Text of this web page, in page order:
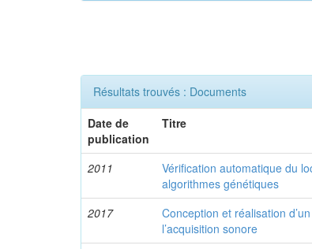
Résultats trouvés : Documents
Date de
publication
Titre
2011
Vérification automatique du
algorithmes génétiques
2017
Conception et réalisation
l’acquisition sonore